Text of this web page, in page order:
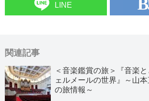
LINE
関連記事
＜音楽鑑賞の旅＞『音楽
ェルメールの世界』～山
の旅情報～